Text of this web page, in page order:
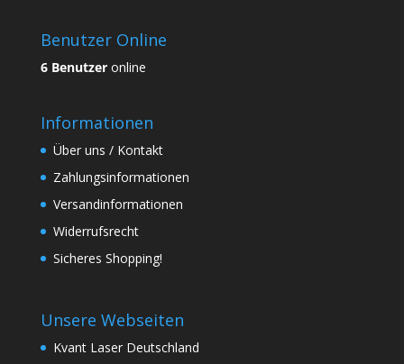
Benutzer Online
6 Benutzeronline
Informationen
Über uns / Kontakt
Zahlungsinformationen
Versandinformationen
Widerrufsrecht
Sicheres Shopping!
Unsere Webseiten
Kvant Laser Deutschland